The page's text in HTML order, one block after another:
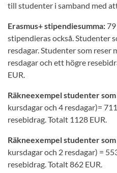
till studenter i samband med
Erasmus+ stipendiesumma:
stipendieras också. Studenter
resdagar. Studenter som reser
resdagar och ett högre
EUR.
Räkneexempel studenter
kursdagar och 4 resdagar)=
resebidrag. Totalt 1128 EUR.
Räkneexempel studenter
kursdagar och 2 resdagar) =
resebidrag. Totalt 862 EUR.